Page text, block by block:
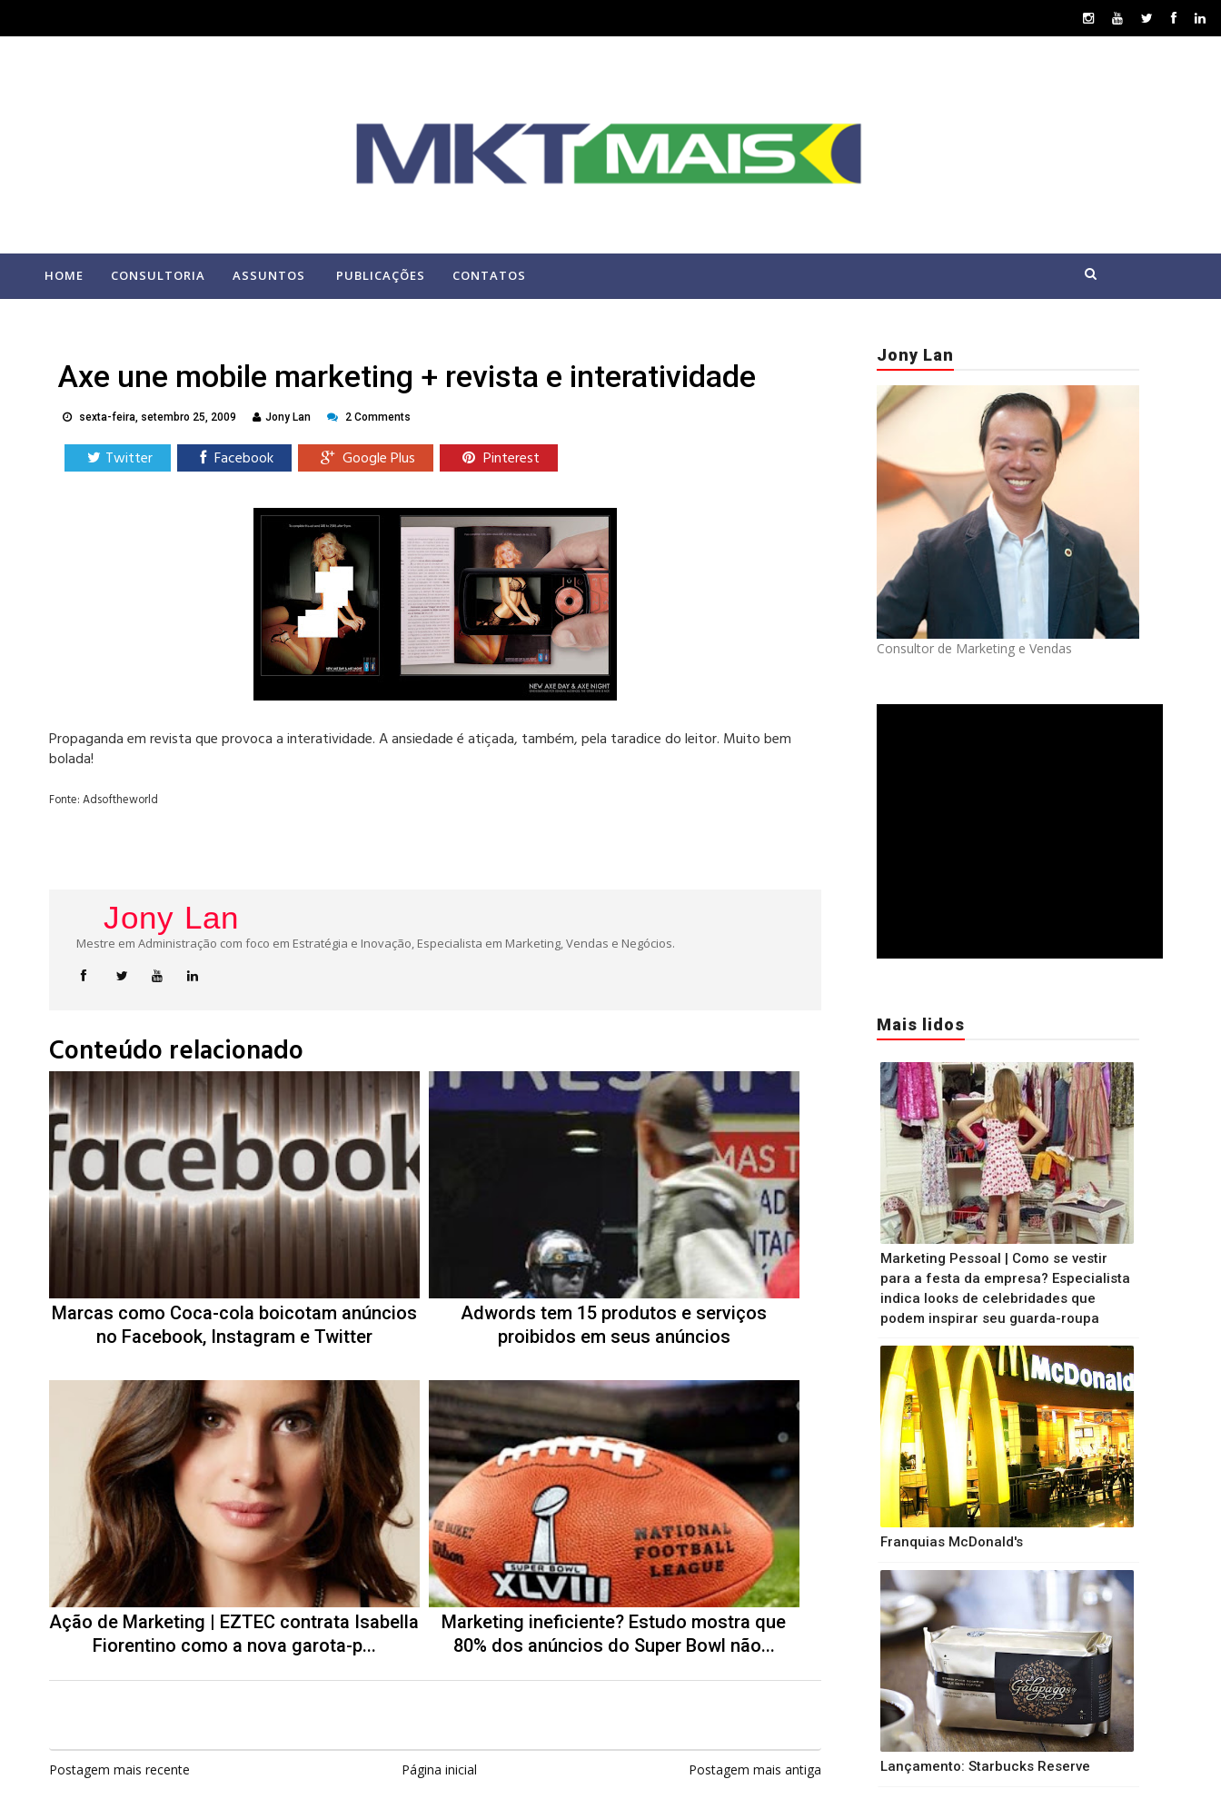
HOME CONSULTORIA ASSUNTOS PUBLICAÇÕES CONTATOS
Axe une mobile marketing + revista e interatividade
sexta-feira, setembro 25, 2009 Jony Lan 2 Comments
Twitter Facebook Google Plus Pinterest
Propaganda em revista que provoca a interatividade. A ansiedade é atiçada, também, pela taradice do leitor. Muito bem
bolada!
Fonte: Adsoftheworld
Jony Lan
Mestre em Administração com foco em Estratégia e Inovação, Especialista em Marketing, Vendas e Negócios.
Conteúdo relacionado
Marcas como Coca-cola boicotam anúncios
no Facebook, Instagram e Twitter
Adwords tem 15 produtos e serviços
proibidos em seus anúncios
Ação de Marketing | EZTEC contrata Isabella
Fiorentino como a nova garota-p...
Marketing ineficiente? Estudo mostra que
80% dos anúncios do Super Bowl não...
Postagem mais recente Página inicial Postagem mais antiga
Jony Lan
Consultor de Marketing e Vendas
Mais lidos
Marketing Pessoal | Como se vestir
para a festa da empresa? Especialista
indica looks de celebridades que
podem inspirar seu guarda-roupa
Franquias McDonald's
Lançamento: Starbucks Reserve